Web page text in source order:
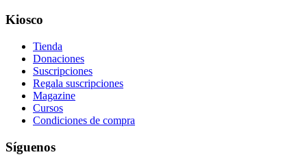
Kiosco
Tienda
Donaciones
Suscripciones
Regala suscripciones
Magazine
Cursos
Condiciones de compra
Síguenos